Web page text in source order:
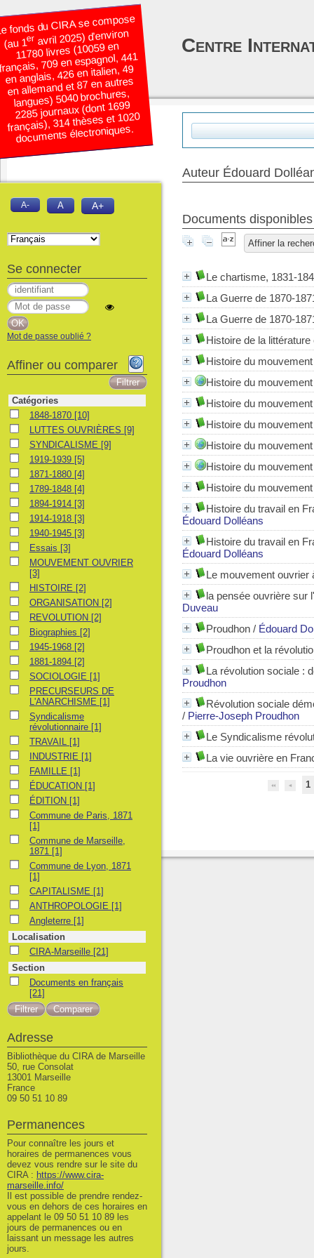
Auteur Édouard
Documents
Affiner la
Le chartisme, 1831-
La Guerre de 1870-
La Guerre de 1870-
Histoire de la littérature
Histoire du
Histoire du
Histoire du
Histoire du
Histoire du
Histoire du
Histoire du
Histoire du travail en
Édouard Dolléans
Histoire du travail en
Édouard Dolléans
Le mouvement ouvrier
la pensée ouvrière sur
Duveau
Proudhon / Édouard
Proudhon et la
La révolution sociale :
Proudhon
Révolution sociale
/ Pierre-Joseph Proudhon
Le Syndicalisme
La vie ouvrière en
1
fonds du CIRA se compose
(au 1eravril 2025) d’environ
11780 livres (10059 en
709 en espagnol, 441
en anglais, 426 en italien, 49
en allemand et 87 en autres
langues) 5040 brochures,
2285 journaux (dont 1699
français), 314 thèses et 1020
documents électroniques.
Centre
A- A A+
Se connecter
Mot de passe oublié ?
Affiner ou comparer
Catégories
1848-18701848-1870 [10]
LUTTES OUVRIÈRES
LUTTES OUVRIÈRES [9]
SYNDICALISME
SYNDICALISME [9]
1919-19391919-1939 [5]
1871-18801871-1880 [4]
1789-18481789-1848 [4]
1894-19141894-1914 [3]
1914-19181914-1918 [3]
1940-19451940-1945 [3]
EssaisEssais [3]
MOUVEMENT OUVRIER
MOUVEMENT OUVRIER
[3]
HISTOIRE
HISTOIRE [2]
ORGANISATION
ORGANISATION [2]
REVOLUTION
REVOLUTION [2]
Biographies
Biographies [2]
1945-19681945-1968 [2]
1881-18941881-1894 [2]
SOCIOLOGIE
SOCIOLOGIE [1]
PRECURSEURS DE L'ANARCHISME
PRECURSEURS DE
L'ANARCHISME [1]
Syndicalisme révolutionnaire
Syndicalisme
révolutionnaire [1]
TRAVAILTRAVAIL [1]
INDUSTRIE
INDUSTRIE [1]
FAMILLEFAMILLE [1]
ÉDUCATION
ÉDUCATION [1]
ÉDITIONÉDITION [1]
Commune de Paris, 1871
Commune de Paris, 1871
[1]
Commune de Marseille, 1871
Commune de Marseille,
1871 [1]
Commune de Lyon, 1871
Commune de Lyon, 1871
[1]
CAPITALISME
CAPITALISME [1]
ANTHROPOLOGIE
ANTHROPOLOGIE [1]
AngleterreAngleterre [1]
Localisation
CIRA-Marseille
CIRA-Marseille [21]
Section
Documents en français
Documents en français
[21]
Adresse
Bibliothèque du CIRA de Marseille
50, rue Consolat
13001 Marseille
France
09 50 51 10 89
Permanences
Pour connaître les jours et
horaires de permanences vous
devez vous rendre sur le site du
CIRA : https://www.cira-
marseille.info/
Il est possible de prendre rendez-
vous en dehors de ces horaires en
appelant le 09 50 51 10 89 les
jours de permanences ou en
laissant un message les autres
jours.